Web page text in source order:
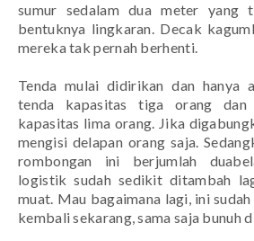
sumur sedalam dua meter yang
bentuknya lingkaran. Decak
mereka tak pernah berhenti.
Tenda mulai didirikan dan hanya
tenda kapasitas tiga orang
kapasitas lima orang. Jika
mengisi delapan orang saja.
rombongan ini berjumlah
logistik sudah sedikit ditambah
muat. Mau bagaimana lagi, ini
kembali sekarang, sama saja bunuh